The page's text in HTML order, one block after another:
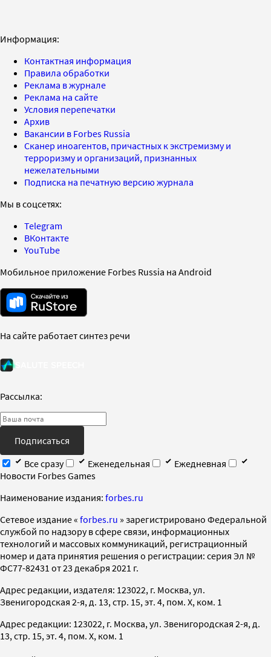
Информация:
Контактная информация
Правила обработки
Реклама в журнале
Реклама на сайте
Условия перепечатки
Архив
Вакансии в Forbes Russia
Сканер иноагентов, причастных к экстремизму и
терроризму и организаций, признанных
нежелательными
Подписка на печатную версию журнала
Мы в соцсетях:
Telegram
ВКонтакте
YouTube
Мобильное приложение Forbes Russia на Android
На сайте работает синтез речи
Рассылка:
Подписаться
Все сразу
Еженедельная
Ежедневная
Новости Forbes Games
Наименование издания: forbes.ru
Cетевое издание « forbes.ru » зарегистрировано Федеральной
службой по надзору в сфере связи, информационных
технологий и массовых коммуникаций, регистрационный
номер и дата принятия решения о регистрации: серия Эл №
ФС77-82431 от 23 декабря 2021 г.
Адрес редакции, издателя: 123022, г. Москва, ул.
Звенигородская 2-я, д. 13, стр. 15, эт. 4, пом. X, ком. 1
Адрес редакции: 123022, г. Москва, ул. Звенигородская 2-я, д.
13, стр. 15, эт. 4, пом. X, ком. 1